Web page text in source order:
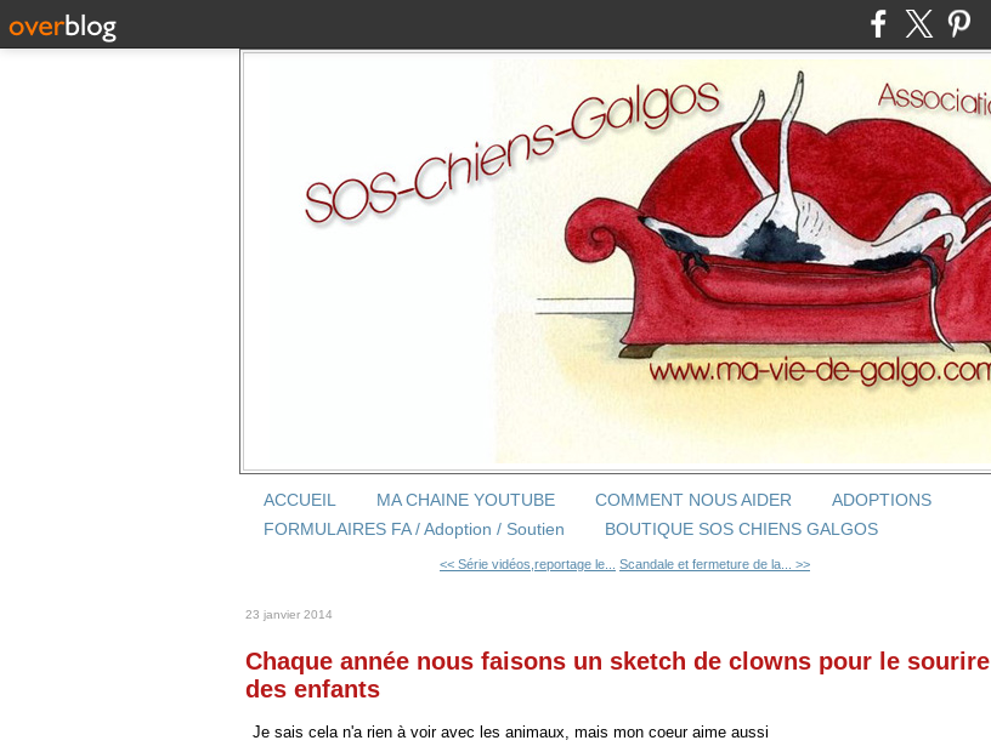
ACCUEIL MA CHAINE YOUTUBE COMMENT NOUS AIDER
ADOPTIONS
FORMULAIRES FA / Adoption / Soutien
BOUTIQUE SOS CHIENS GALGOS
<< Série vidéos,reportage le... Scandale et fermeture de la... >>
23 janvier 2014
Chaque année nous faisons un sketch de clowns pour le sourire
des enfants
Je sais cela n'a rien à voir avec les animaux, mais mon coeur aime aussi